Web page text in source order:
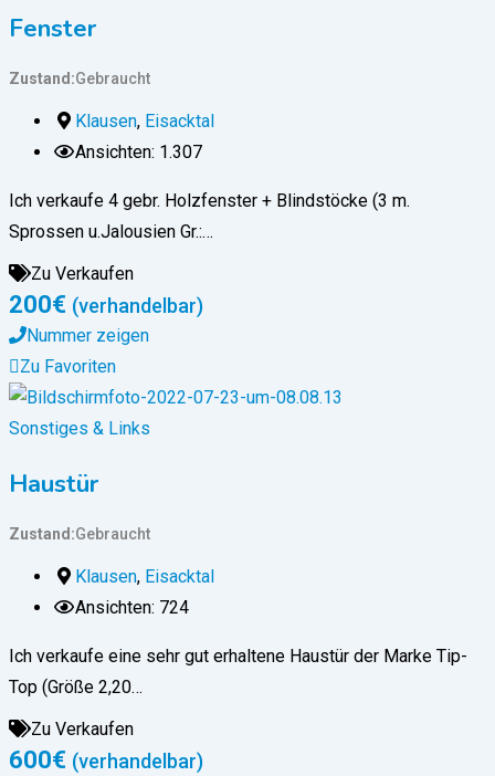
Fenster
Zustand Gebraucht
Klausen, Eisacktal
Ansichten: 1.307
Ich verkaufe 4 gebr. Holzfenster + Blindstöcke (3 m.
Sprossen u.Jalousien Gr.:…
Zu Verkaufen
200€ (verhandelbar)
Nummer zeigen
Zu Favoriten
Sonstiges & Links
Haustür
Zustand Gebraucht
Klausen, Eisacktal
Ansichten: 724
Ich verkaufe eine sehr gut erhaltene Haustür der Marke Tip-
Top (Größe 2,20…
Zu Verkaufen
600€ (verhandelbar)